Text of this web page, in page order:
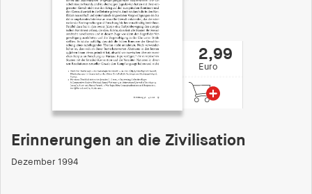
2,99
Euro
Erinnerungen an die Zivilisation
Dezember 1994
Name:
fe_typo_user
Anbieter:
hamburger-edition.de
Sitzung
fonts_loaded